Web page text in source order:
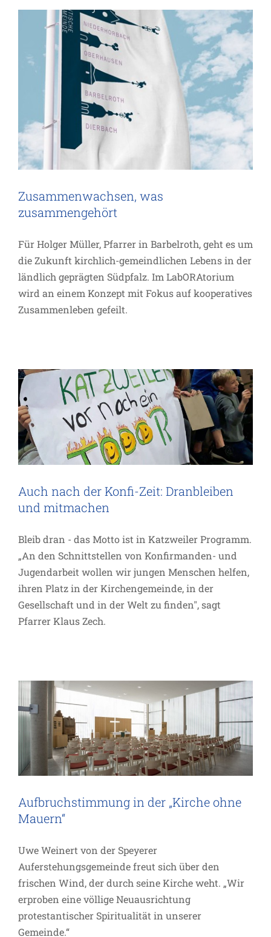
Zusammenwachsen, was
zusammengehört
Für Holger Müller, Pfarrer in Barbelroth, geht es um
die Zukunft kirchlich-gemeindlichen Lebens in der
ländlich geprägten Südpfalz. Im LabORAtorium
wird an einem Konzept mit Fokus auf kooperatives
Zusammenleben gefeilt.
Auch nach der Konfi-Zeit: Dranbleiben
Auch nach der Konfi-Zeit: Dranbleiben
und mitmachen
Bleib dran - das Motto ist in Katzweiler Programm.
„An den Schnittstellen von Konfirmanden- und
Jugendarbeit wollen wir jungen Menschen helfen,
ihren Platz in der Kirchengemeinde, in der
Gesellschaft und in der Welt zu finden", sagt
Pfarrer Klaus Zech.
Aufbruchstimmung in der „Kirche ohne
Aufbruchstimmung in der „Kirche ohne
Mauern“
Uwe Weinert von der Speyerer
Auferstehungsgemeinde freut sich über den
frischen Wind, der durch seine Kirche weht. „Wir
erproben eine völlige Neuausrichtung
protestantischer Spiritualität in unserer
Gemeinde.“